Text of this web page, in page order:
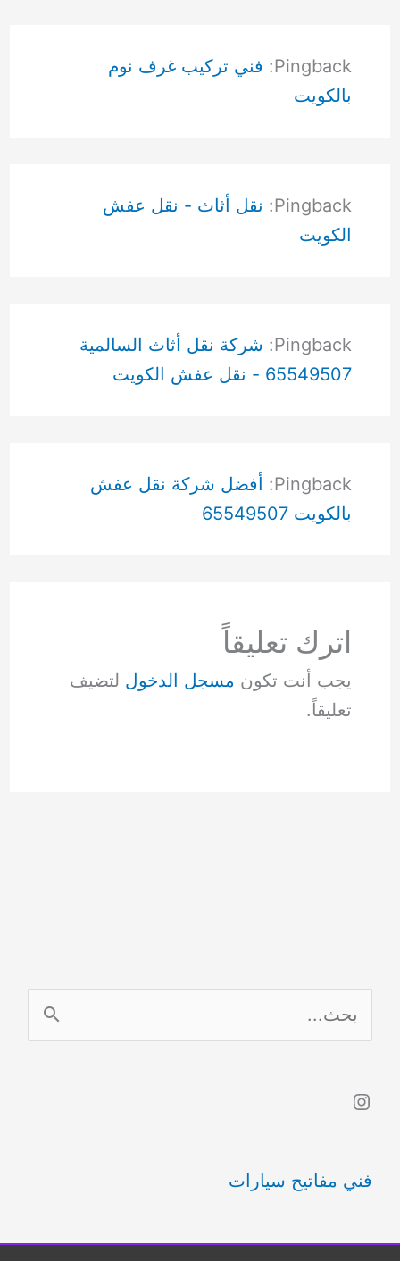
Pingback:
فني تركيب غرف نوم
بالكويت
Pingback:
نقل أثاث - نقل عفش
الكويت
Pingback: شركة نقل أثاث السالمية
65549507 - نقل عفش الكويت
Pingback:
أفضل شركة نقل عفش
بالكويت 65549507
اترك تعليقاً
يجب أنت تكون مسجل الدخول لتضيف
تعليقاً.
ل
ح
ع
Instagram
فني مفاتيح سيارات